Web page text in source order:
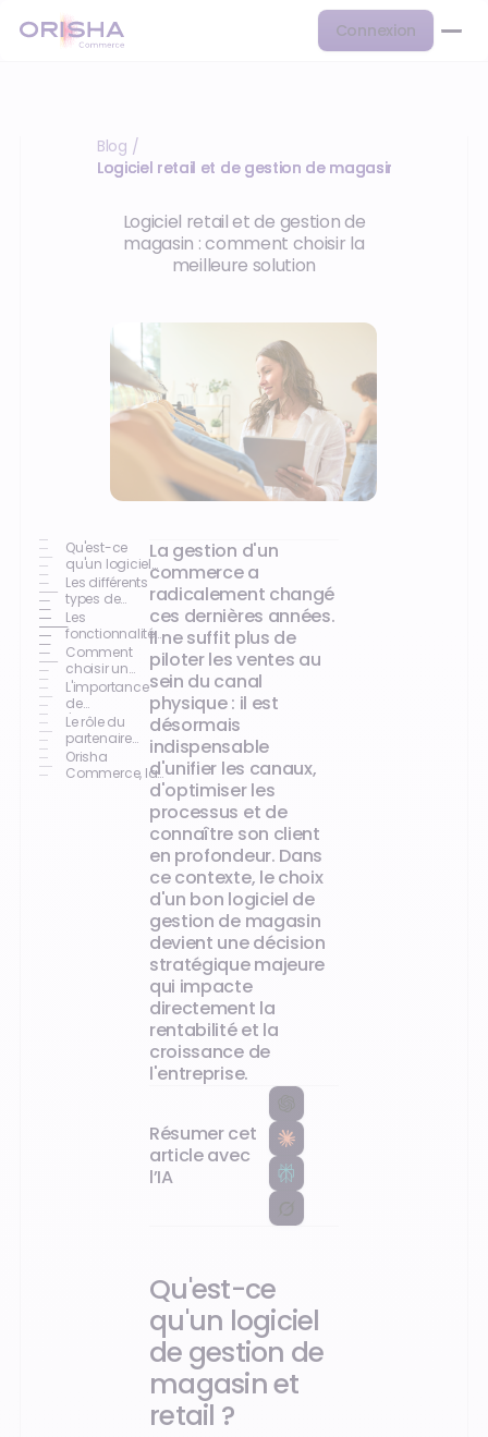
Connexion
Blog /
Logiciel retail et de gestion de magasin
Logiciel retail et de gestion de
magasin : comment choisir la
meilleure solution
Qu'est-ce
qu'un logiciel
de gestion de
magasin et
retail ?
Les différents
types de
logiciels pour
les
commerces
Les
fonctionnalités
indispensables
d'un logiciel de
gestion de
magasin
Comment
choisir un
logiciel retail
selon votre
profil
L'importance
de
l'omnicanalité
dans le retail
Le rôle du
partenaire
technologique
retail
Orisha
Commerce, la
technologie au
La gestion d'un
commerce a
radicalement changé
ces dernières années.
Il ne suffit plus de
piloter les ventes au
sein du canal
physique : il est
désormais
indispensable
d'unifier les canaux,
d'optimiser les
processus et de
connaître son client
en profondeur. Dans
ce contexte, le choix
d'un bon logiciel de
gestion de magasin
devient une décision
stratégique majeure
qui impacte
directement la
rentabilité et la
croissance de
l'entreprise.
Résumer cet
article avec
l’IA
Qu'est-ce
qu'un logiciel
de gestion de
magasin et
retail ?